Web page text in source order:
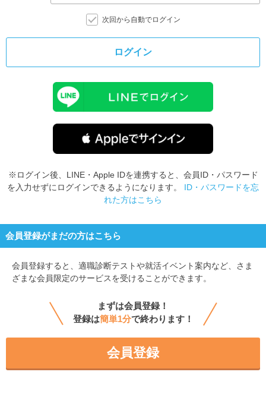
次回から自動でログイン
ログイン
※ログイン後、LINE・Apple IDを連携すると、会員ID・パスワード
を入力せずにログインできるようになります。 ID・パスワードを忘
れた方はこちら
会員登録がまだの方はこちら
会員登録すると、 適職診断テストや就活イベント案内など、さま
ざまな会員限定のサービスを受けることができます。
まずは会員登録！
登録は簡単1分で終わります！
会員登録